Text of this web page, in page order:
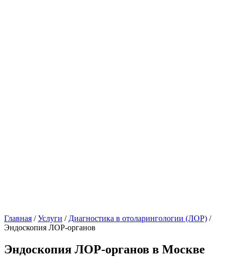
Главная /Услуги / Диагностика в отоларингологии (ЛОР) /
Эндоскопия ЛОР-органов
Эндоскопия ЛОР-органов в Москве